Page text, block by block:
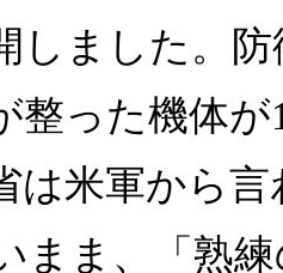
しました。
整った機体
は米軍から
まま、「熟